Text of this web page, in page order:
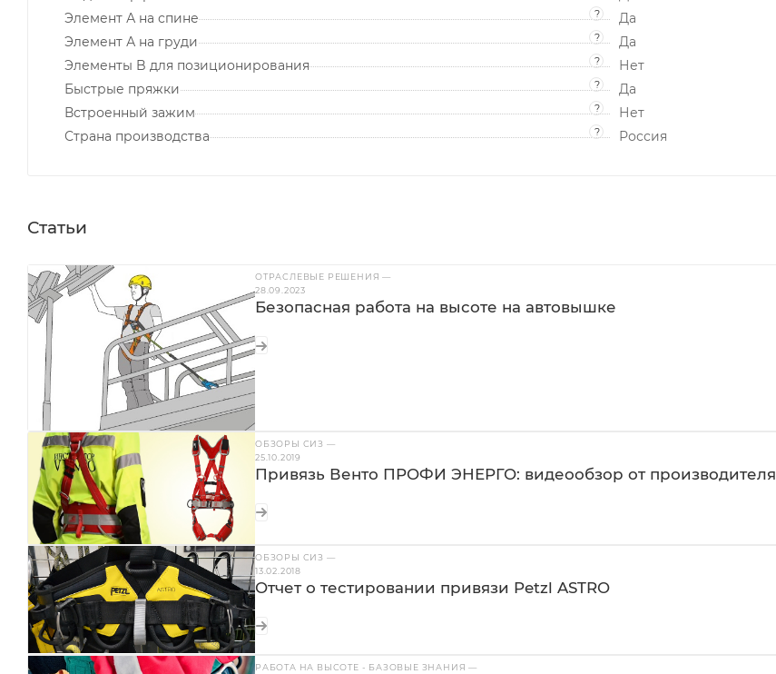
Элемент А на спине
?
Да
Элемент А на груди
?
Да
Элементы B для позиционирования
?
Нет
Быстрые пряжки
?
Да
Встроенный зажим
?
Нет
Страна производства
? Россия
Статьи
ОТРАСЛЕВЫЕ РЕШЕНИЯ—
28.09.2023
Безопасная работа на высоте на автовышке
ОБЗОРЫ СИЗ —
25.10.2019
Привязь Венто ПРОФИ ЭНЕРГО: видеообзор от производителя
ОБЗОРЫ СИЗ —
13.02.2018
Отчет о тестировании привязи Petzl ASTRO
РАБОТА НА ВЫСОТЕ - БАЗОВЫЕ ЗНАНИЯ—